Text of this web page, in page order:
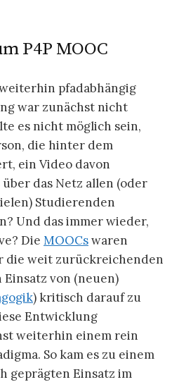
P4P MOOC
pfadabhängig
war zunächst nicht
es nicht möglich sein,
die hinter dem
ein Video davon
das Netz allen (oder
Studierenden
Und das immer wieder,
Die MOOCswaren
die weit zurückreichenden
von (neuen)
) kritisch darauf zu
Entwicklung
weiterhin einem rein
So kam es zu einem
geprägten Einsatz im